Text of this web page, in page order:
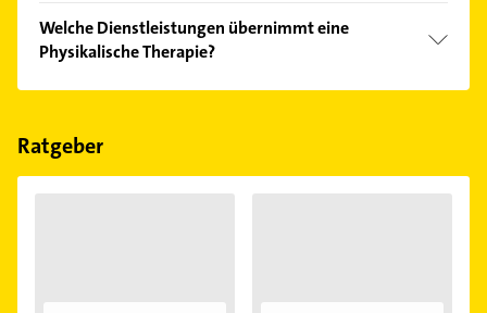
Bitte beachten Sie, dass diese an Sonn- und
Feiertagen abweichen können.
Welche Dienstleistungen übernimmt eine
Physikalische Therapie?
Folgende Leistungen werden angeboten:
Bindegewebsmassage, Bobaththerapie für
Erwachsene und CMD.
Ratgeber